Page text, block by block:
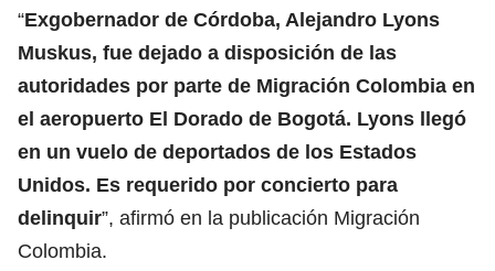
“Exgobernador de Córdoba, Alejandro Lyons
Muskus, fue dejado a disposición de las
autoridades por parte de Migración Colombia en
el aeropuerto El Dorado de Bogotá. Lyons llegó
en un vuelo de deportados de los Estados
Unidos. Es requerido por concierto para
delinquir”, afirmó en la publicación Migración
Colombia.